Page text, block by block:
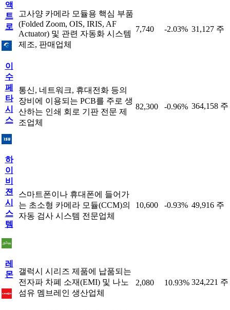
액
트
로
고사양 카메라 모듈용 핵심 부품
(Folded Zoom, OIS, IRIS, AF
Actuator) 및 관련 자동화 시스템
제조, 판매업체
7,740 -2.03% 31,127 주
이
수
페
타
시
스
통신, 네트워크, 휴대전화 등의
장비에 이용되는 PCB를 주로 생
산하는 인쇄 회로 기판 전문 제
조업체
82,300 -0.96% 364,158 주
하
이
비
젼
시
스
템
스마트폰이나 휴대폰에 들어가
는 초소형 카메라 모듈(CCM)의
자동 검사 시스템 전문업체
10,600 -0.93% 49,916 주
레
몬
갤럭시 시리즈 제품에 납품되는
전자파 차폐 소재(EMI) 및 나노
섬유 멤브레인 생산업체
2,080 10.93% 324,221 주